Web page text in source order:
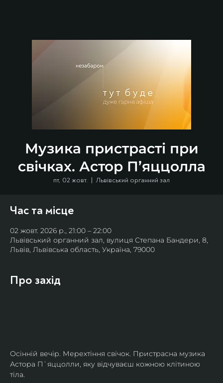
Музика пристрасті при
свічках. Астор П’яццолла
пт, 02 жовт.
  |
Львівський органний зал
Час та місце
02 жовт. 2026 р., 21:00 – 22:00
Львівський органний зал, вулиця Степана Бандери, 8,
Львів, Львівська область, Україна, 79000
Про захід
Осінній вечір. Мерехтіння свічок. Пристрасна музика
Астора П`яццолли, яку відчуваєш кожною клітиною
тіла.